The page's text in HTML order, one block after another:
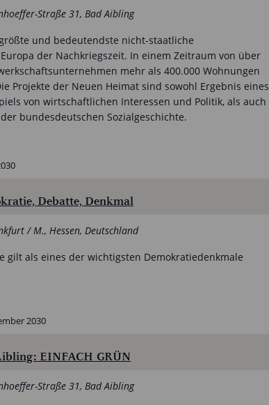
Straße 31, Bad Aibling
und bedeutendste nicht-staatliche
der Nachkriegszeit. In einem Zeitraum von über
mehr als 400.000 Wohnungen
Projekte der Neuen Heimat sind sowohl Ergebnis eines
von wirtschaftlichen Interessen und Politik, als auch
bundesdeutschen Sozialgeschichte.
Debatte, Denkmal
/ M., Hessen, Deutschland
gilt als eines der wichtigsten Demokratiedenkmale
EINFACH GRÜN
2030
Straße 31, Bad Aibling